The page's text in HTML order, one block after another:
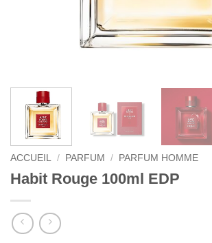
ACCUEIL / PARFUM / PARFUM HOMME
Habit Rouge 100ml EDP